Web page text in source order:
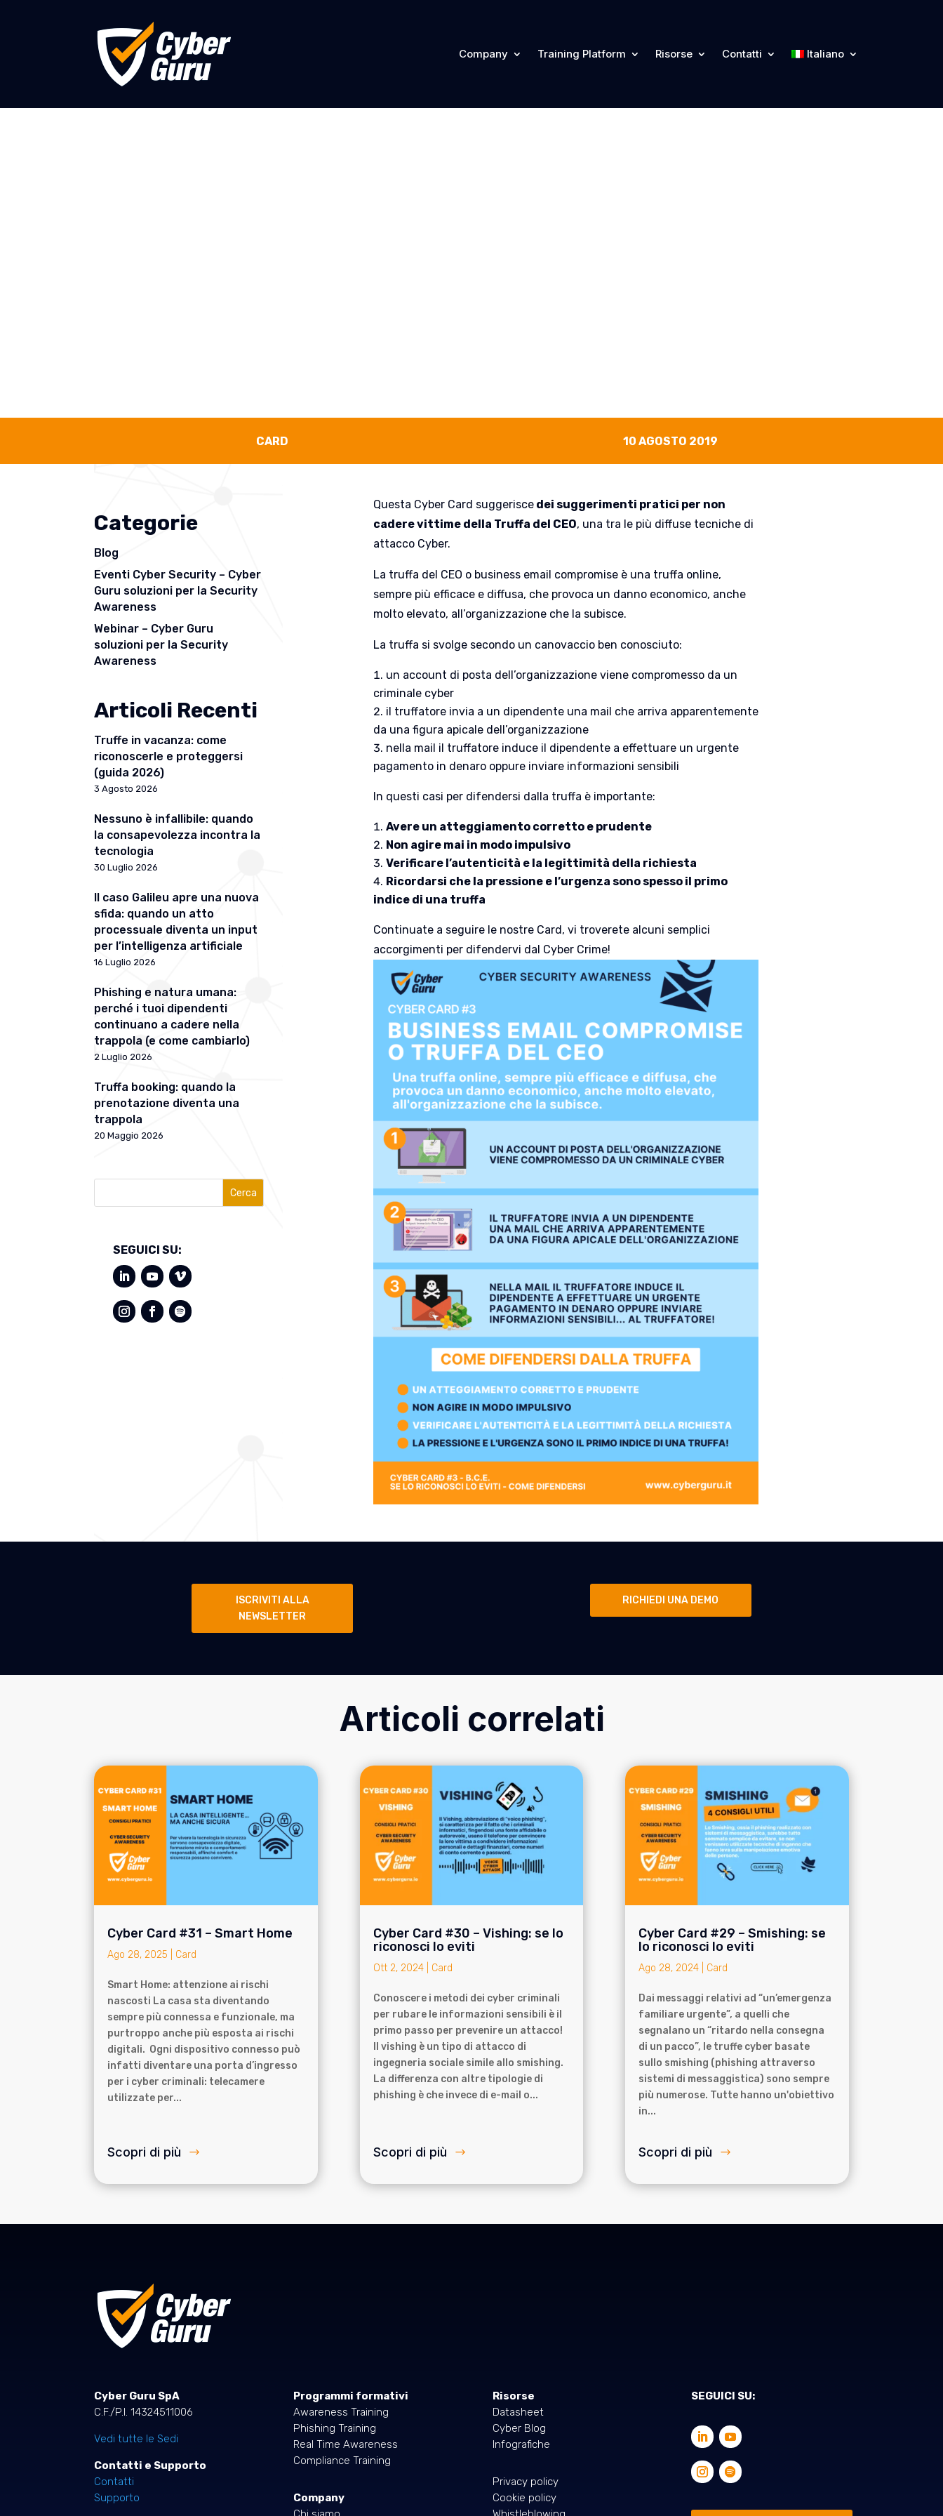
Company Training Platform Risorse Contatti Italiano
CARD 10 AGOSTO 2019
Categorie
Blog
Eventi Cyber Security – Cyber
Guru soluzioni per la Security
Awareness
Webinar – Cyber Guru
soluzioni per la Security
Awareness
Articoli Recenti
Truffe in vacanza: come
riconoscerle e proteggersi
(guida 2026)
3 Agosto 2026
Nessuno è infallibile: quando
la consapevolezza incontra la
tecnologia
30 Luglio 2026
Il caso Galileu apre una nuova
sfida: quando un atto
processuale diventa un input
per l’intelligenza artificiale
16 Luglio 2026
Phishing e natura umana:
perché i tuoi dipendenti
continuano a cadere nella
trappola (e come cambiarlo)
2 Luglio 2026
Truffa booking: quando la
prenotazione diventa una
trappola
20 Maggio 2026
Cerca
SEGUICI SU:
Questa Cyber Card suggeriscedei suggerimenti pratici per non
cadere vittime della Truffa del CEO, una tra le più diffuse tecniche di
attacco Cyber.
La truffa del CEO o business email compromise è una truffa online,
sempre più efficace e diffusa, che provoca un danno economico, anche
molto elevato, all’organizzazione che la subisce.
La truffa si svolge secondo un canovaccio ben conosciuto:
un account di posta dell’organizzazione viene compromesso da un
criminale cyber
il truffatore invia a un dipendente una mail che arriva apparentemente
da una figura apicale dell’organizzazione
nella mail il truffatore induce il dipendente a effettuare un urgente
pagamento in denaro oppure inviare informazioni sensibili
In questi casi per difendersi dalla truffa è importante:
Avere un atteggiamento corretto e prudente
Non agire mai in modo impulsivo
Verificare l’autenticità e la legittimità della richiesta
Ricordarsi che la pressione e l’urgenza sono spesso il primo
indice di una truffa
Continuate a seguire le nostre Card, vi troverete alcuni semplici
accorgimenti per difendervi dal Cyber Crime!
ISCRIVITI ALLA
NEWSLETTER
RICHIEDI UNA DEMO
Articoli correlati
Cyber Card #31 – Smart Home
Ago 28, 2025 Card
Smart Home: attenzione ai rischi
nascosti La casa sta diventando
sempre più connessa e funzionale, ma
purtroppo anche più esposta ai rischi
digitali. Ogni dispositivo connesso può
infatti diventare una porta d’ingresso
per i cyber criminali: telecamere
utilizzate per...
Scopri di più
Cyber Card #30 – Vishing: se lo
riconosci lo eviti
Ott 2, 2024| Card
Conoscere i metodi dei cyber criminali
per rubare le informazioni sensibili è il
primo passo per prevenire un attacco!
Il vishing è un tipo di attacco di
ingegneria sociale simile allo smishing.
La differenza con altre tipologie di
phishing è che invece di e-mail o...
Scopri di più
Cyber Card #29 – Smishing: se
lo riconosci lo eviti
Ago 28, 2024| Card
Dai messaggi relativi ad “un’emergenza
familiare urgente”, a quelli che
segnalano un “ritardo nella consegna
di un pacco”, le truffe cyber basate
sullo smishing (phishing attraverso
sistemi di messaggistica) sono sempre
più numerose. Tutte hanno un'obiettivo
in...
Scopri di più
Cyber Guru SpA
C.F./P.I. 14324511006
Vedi tutte le Sedi
Contatti e Supporto
Contatti
Supporto
Programmi formativi
Awareness Training
Phishing Training
Real Time Awareness
Compliance Training
Company
Risorse
Datasheet
Cyber Blog
Infografiche
Privacy policy
Cookie policy
SEGUICI SU: